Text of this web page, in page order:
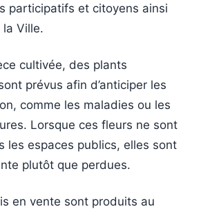
participatifs et citoyens ainsi
Ville.
cultivée, des plants
prévus afin d’anticiper les
comme les maladies ou les
Lorsque ces fleurs ne sont
les espaces publics, elles sont
plutôt que perdues.
en vente sont produits au